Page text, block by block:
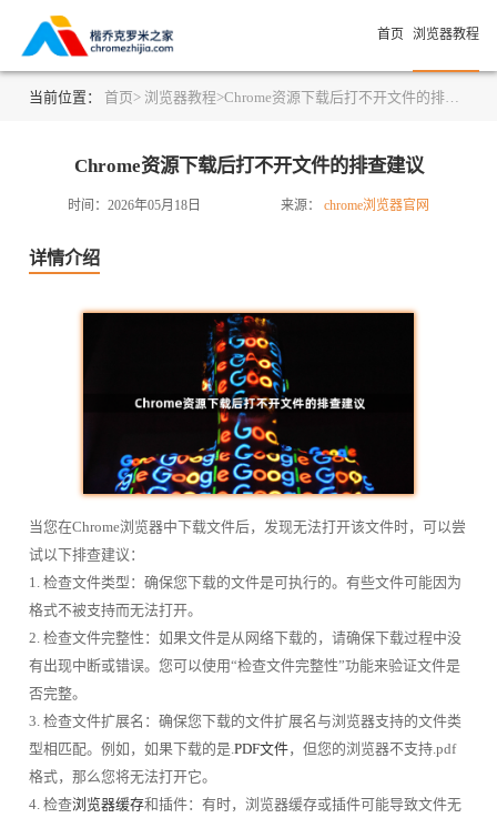
首页 浏览器教程
当前位置： 首页> 浏览器教程>Chrome资源下载后打不开文件的排查建议
Chrome资源下载后打不开文件的排查建议
时间：2026年05月18日 来源： chrome浏览器官网
详情介绍
当您在Chrome浏览器中下载文件后，发现无法打开该文件时，可以尝
试以下排查建议：
1. 检查文件类型：确保您下载的文件是可执行的。有些文件可能因为
格式不被支持而无法打开。
2. 检查文件完整性：如果文件是从网络下载的，请确保下载过程中没
有出现中断或错误。您可以使用“检查文件完整性”功能来验证文件是
否完整。
3. 检查文件扩展名：确保您下载的文件扩展名与浏览器支持的文件类
型相匹配。例如，如果下载的是. PDF文件，但您的浏览器不支持.pdf
格式，那么您将无法打开它。
4. 检查浏览器缓存和插件：有时，浏览器缓存或插件可能导致文件无